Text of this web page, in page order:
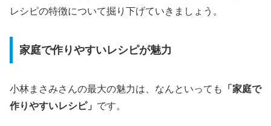
レシピの特徴について掘り下げていきましょう。
家庭で作りやすいレシピが魅力
小林まさみさんの最大の魅力は、なんといっても
「家庭で
作りやすいレシピ」 です。